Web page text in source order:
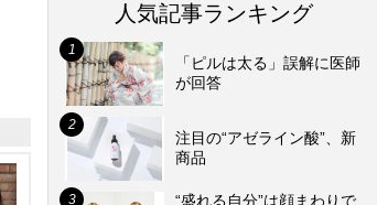
人気記事ランキング
「ピルは太る」誤解に医師
が回答
注目の“アゼライン酸”、新
商品
“盛れる自分”は顔まわりで